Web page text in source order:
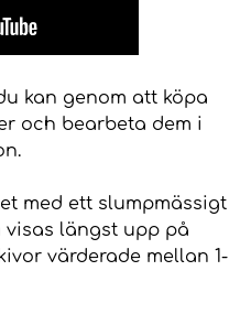
kan genom att köpa
och bearbeta dem i
med ett slumpmässigt
visas längst upp på
värderade mellan 1-